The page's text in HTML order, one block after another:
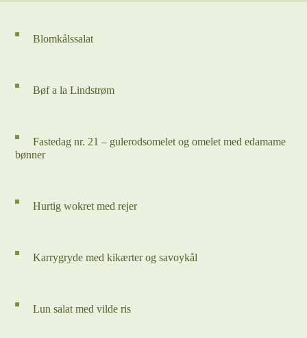
Blomkålssalat
Bøf a la Lindstrøm
Fastedag nr. 21 – gulerodsomelet og omelet med edamame
bønner
Hurtig wokret med rejer
Karrygryde med kikærter og savoykål
Lun salat med vilde ris